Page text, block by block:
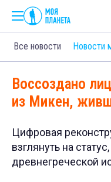
Все новости Новости
Воссоздано
из Микен,
Цифровая
взглянуть на
древнегреческой